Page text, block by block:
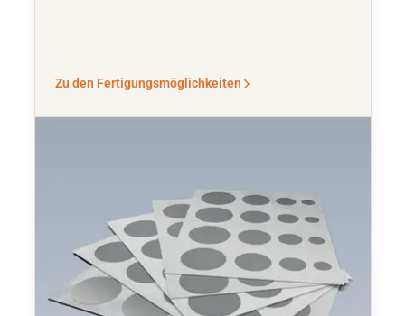
Zu den Fertigungsmöglichkeiten